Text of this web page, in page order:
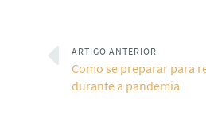
ARTIGO ANTERIOR
Como se preparar para
durante a pandemia